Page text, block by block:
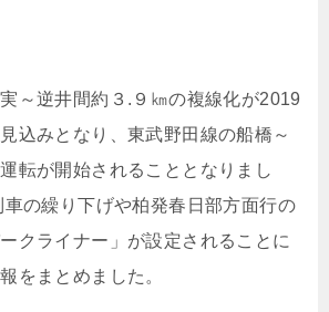
～逆井間約３.９㎞の複線化が2019
込みとなり、東武野田線の船橋～
転が開始されることとなりまし
の繰り下げや柏発春日部方面行の
クライナー」が設定されることに
をまとめました。